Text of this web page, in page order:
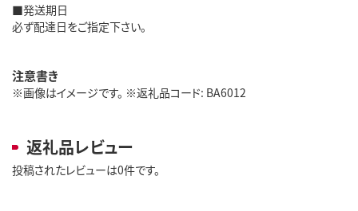
■発送期日
必ず配達日をご指定下さい。
注意書き
※画像はイメージです。 ※返礼品コード: BA6012
返礼品レビュー
投稿されたレビューは0件です。